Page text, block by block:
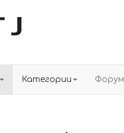
Категории Форум